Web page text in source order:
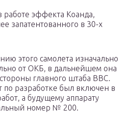
работе эффекта Коанда,
запатентованного в 30-х
этого самолета изначально
от ОКБ, в дальнейшем она
главного штаба ВВС.
по разработке был включен в
а будущему аппарату
номер № 200.